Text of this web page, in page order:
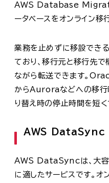
AWS Database
ータベースをオンライン移
業務を止めずに移設でき
ており、移行元と移行先
ながら転送できます。
からAuroraなどへの移行
り替え時の停止時間を短く
AWS DataSync
AWS DataSyncは、大容
に適したサービスです。